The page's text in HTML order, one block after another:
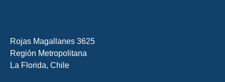
Rojas Magallanes 3625
Región Metropolitana
La Florida, Chile